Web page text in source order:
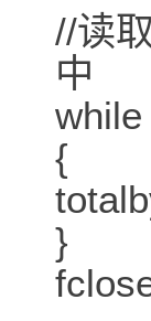
//读
中
{
}